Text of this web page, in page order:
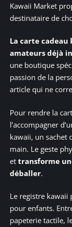
Kawaii Market
destinataire de
La carte
amateurs déjà
une boutique
passion de la
article qui ne
Pour rendre la
l’accompagner
kawaii, un sachet
main. Le geste
et transforme
déballer.
Le registre kawaii
pour enfants.
papeterie tactile,